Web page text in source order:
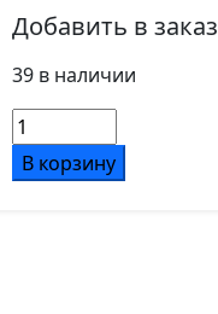
Оранжевый
пятилучье, d680,
алюминий
Добавить в заказ
39 в наличии
Количество
товара
Ялта
В корзину